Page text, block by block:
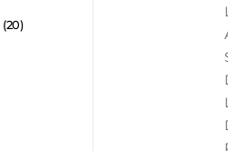
(20)